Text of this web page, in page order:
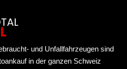
und Unfallfahrzeugen sind
in der ganzen Schweiz